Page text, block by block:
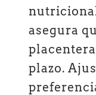
asegura
plazo.